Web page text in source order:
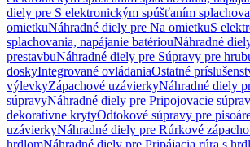
diely pre S elektronickým spúšťaním
omietkuNáhradné diely pre Na omietkuS
splachovania, napájanie batériouNáhradné
prestavbuNáhradné diely pre Súpravy pre
doskyIntegrované ovládaniaOstatné
výlevkyZápachové uzávierkyNáhradné diely
súpravyNáhradné diely pre Pripojovacie
dekoratívne krytyOdtokové súpravy pre
uzávierkyNáhradné diely pre Rúrkové
hrdlomNáhradné diely pre Pripájacia rúra s